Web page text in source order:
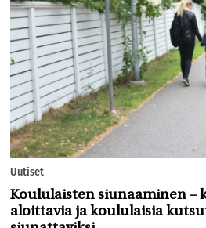
Uutiset
Koululaisten siunaaminen –
aloittavia ja koululaisia